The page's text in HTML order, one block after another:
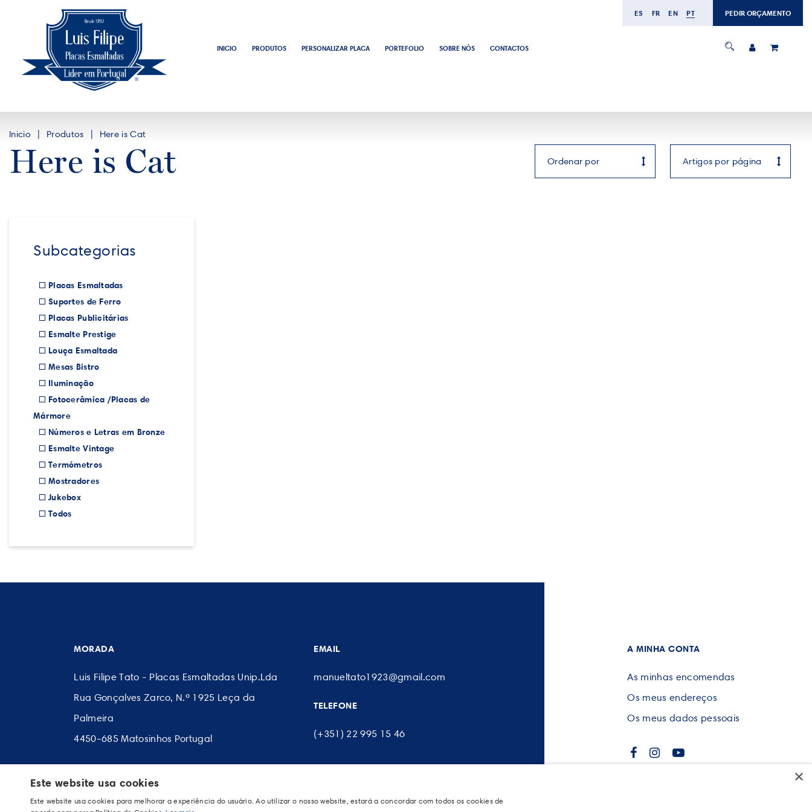
INICIO PRODUTOS PERSONALIZAR PLACA PORTEFOLIO SOBRE NÓS CONTACTOS
ES FR EN PT PEDIR ORÇAMENTO
Inicio Produtos Here is Cat
Here is Cat
Subcategorias
Placas Esmaltadas
Suportes de Ferro
Placas Publicitárias
Esmalte Prestige
Louça Esmaltada
Mesas Bistro
Iluminação
Fotocerâmica /Placas de
Mármore
Números e Letras em Bronze
Esmalte Vintage
Termómetros
Mostradores
Jukebox
Todos
MORADA
Luis Filipe Tato - Placas Esmaltadas Unip.Lda
Rua Gonçalves Zarco, N.º 1925 Leça da
Palmeira
4450-685 Matosinhos Portugal
EMAIL
manueltato1923@gmail.com
TELEFONE
(+351) 22 995 15 46
A MINHA CONTA
As minhas encomendas
Os meus endereços
Os meus dados pessoais
×
Este website usa cookies
Este website usa cookies para melhorar a experiência do usuário. Ao utilizar o nosso website, estará a concordar com todos os cookies de